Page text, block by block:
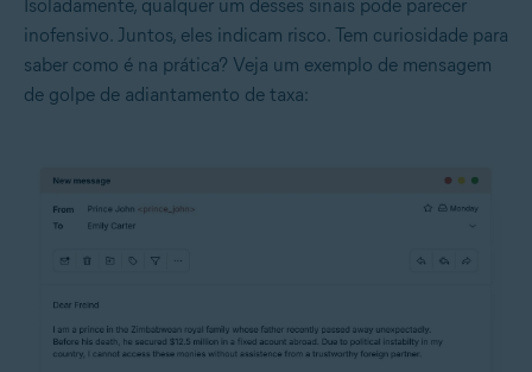
Isoladamente, qualquer um desses sinais pode parecer
inofensivo. Juntos, eles indicam risco. Tem curiosidade para
saber como é na prática? Veja um exemplo de mensagem
de golpe de adiantamento de taxa: